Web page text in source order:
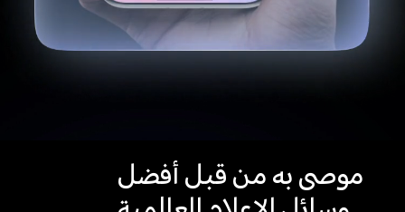
موصى به من قبل أفضل